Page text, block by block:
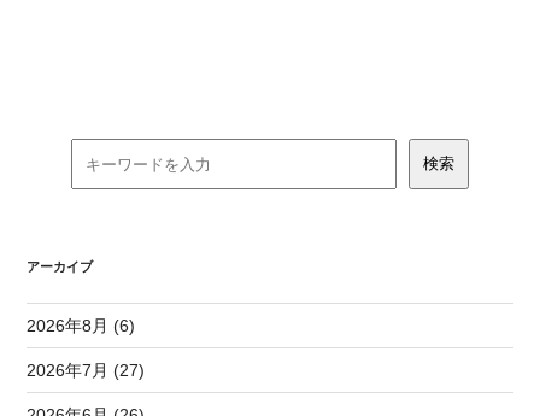
アーカイブ
2026年8月 (6)
2026年7月 (27)